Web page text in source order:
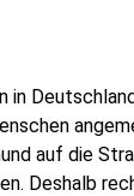
in
auf die
Deshalb